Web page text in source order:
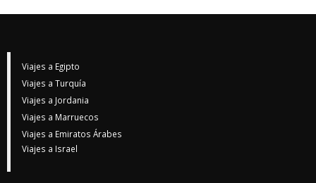
Viajes a Egipto
Viajes a Turquía
Viajes a Jordania
Viajes a Marruecos
Viajes a Emiratos Árabes
Viajes a Israel